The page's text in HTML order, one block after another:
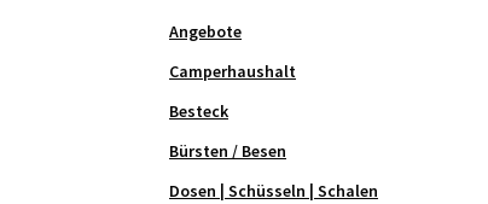
Angebote
Camperhaushalt
Besteck
Bürsten / Besen
Dosen | Schüsseln | Schalen